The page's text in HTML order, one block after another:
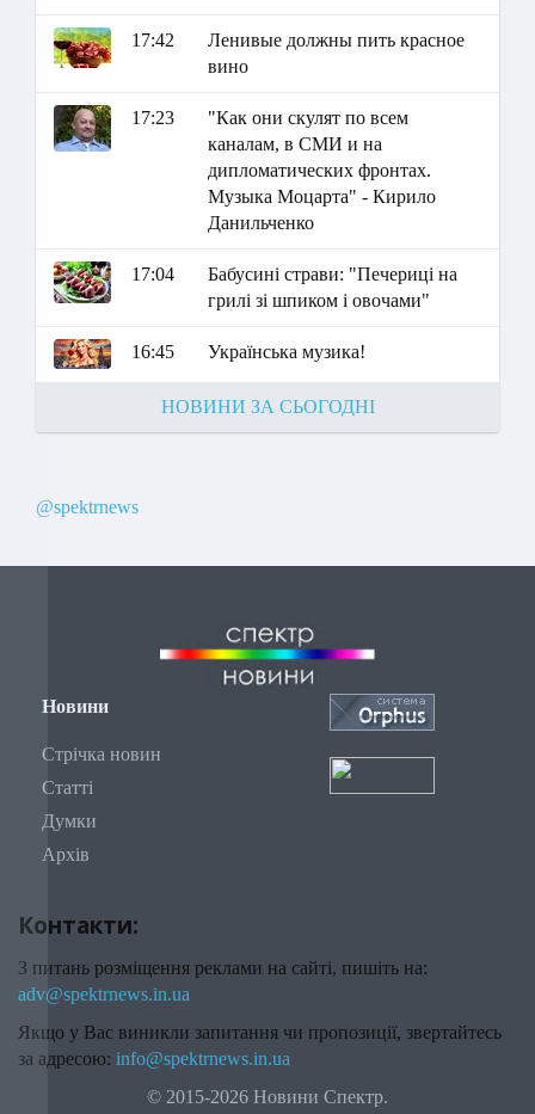
17:42
Ленивые должны пить красное
вино
17:23
"Как они скулят по всем
каналам, в СМИ и на
дипломатических фронтах.
Музыка Моцарта" - Кирило
Данильченко
17:04
Бабусині страви: "Печериці на
грилі зі шпиком і овочами"
16:45 Українська музика!
НОВИНИ ЗА СЬОГОДНІ
@spektrnews
Новини
Стрічка новин
Статті
Думки
Архів
Контакти:
З питань розміщення реклами на сайті, пишіть на:
adv@spektrnews.in.ua
Якщо у Вас виникли запитання чи пропозиції, звертайтесь
за адресою: info@spektrnews.in.ua
© 2015-2026 Новини Спектр.